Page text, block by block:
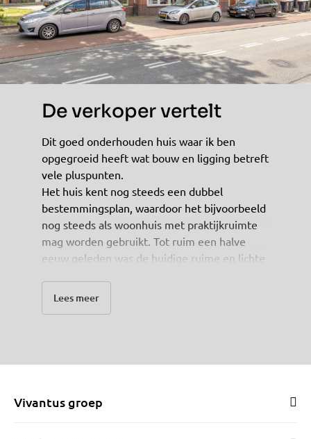
De verkoper vertelt
Dit goed onderhouden huis waar ik ben
opgegroeid heeft wat bouw en ligging betreft
vele pluspunten.
Het huis kent nog steeds een dubbel
bestemmingsplan, waardoor het bijvoorbeeld
nog steeds als woonhuis met praktijkruimte
mag worden gebruikt. Tot ruim een halve
eeuw geleden was de huidige ruime en lichte
gericht is het huis ondanks de grote lichtinval
Het huis is in alle opzichten ruim te noemen
Lees meer
Vivantus groep